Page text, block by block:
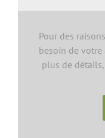
Pour des
besoin de votre
plus de